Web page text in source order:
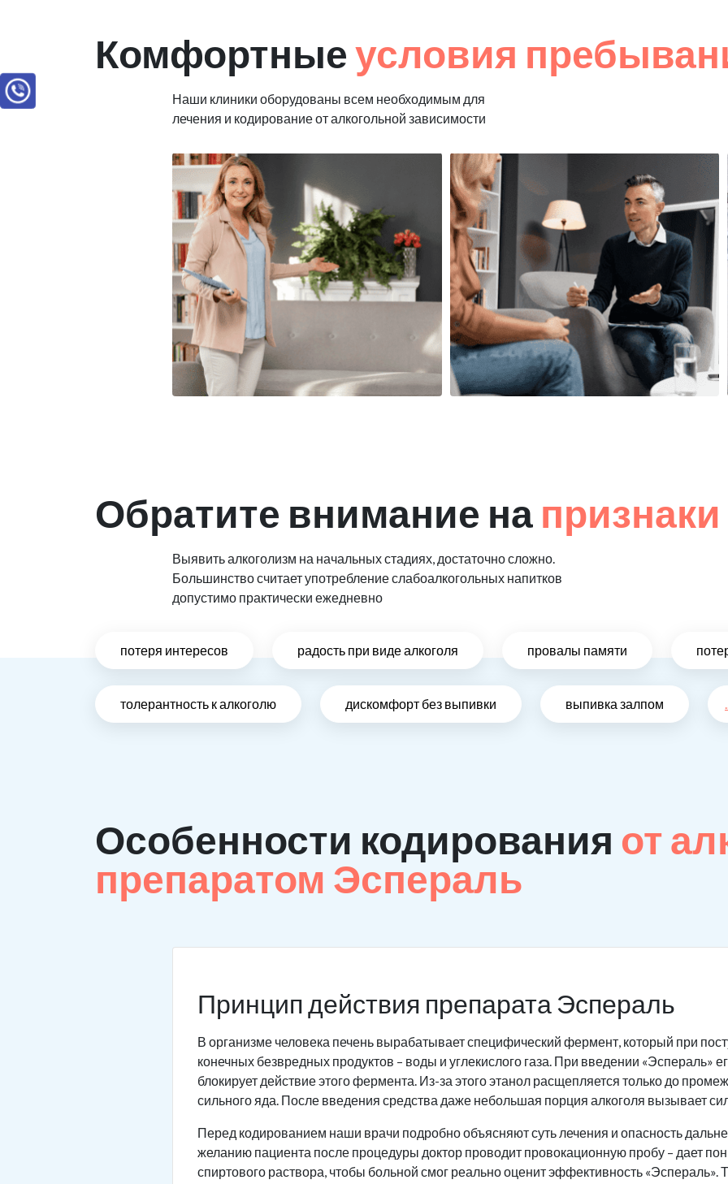
Комфортныеусловия
Наши клиники оборудованы всем необходимым для
лечения и кодирование от алкогольной зависимости
Обратите внимание на
Выявить алкоголизм на начальных стадиях, достаточно сложно.
Большинство считает употребление слабоалкогольных напитков
допустимо практически ежедневно
потеря интересов радость при виде алкоголя провалы памяти
толерантность к алкоголю дискомфорт без выпивки выпивка залпом
Особенности кодирования от
препаратом Эспераль
Принцип действия препарата Эспераль
В организме человека печень вырабатывает специфический фермент, который при
конечных безвредных продуктов – воды и углекислого газа. При введении «Эспераль»
блокирует действие этого фермента. Из-за этого этанол расщепляется только до
сильного яда. После введения средства даже небольшая порция алкоголя вызывает
Перед кодированием наши врачи подробно объясняют суть лечения и опасность
желанию пациента после процедуры доктор проводит провокационную пробу – дает
спиртового раствора, чтобы больной смог реально оценит эффективность «Эспераль».